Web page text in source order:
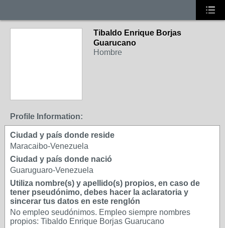
Tibaldo Enrique Borjas
Guarucano
Hombre
Profile Information:
Ciudad y país donde reside
Maracaibo-Venezuela
Ciudad y país donde nació
Guaruguaro-Venezuela
Utiliza nombre(s) y apellido(s) propios, en caso de
tener pseudónimo, debes hacer la aclaratoria y
sincerar tus datos en este renglón
No empleo seudónimos. Empleo siempre nombres
propios: Tibaldo Enrique Borjas Guarucano